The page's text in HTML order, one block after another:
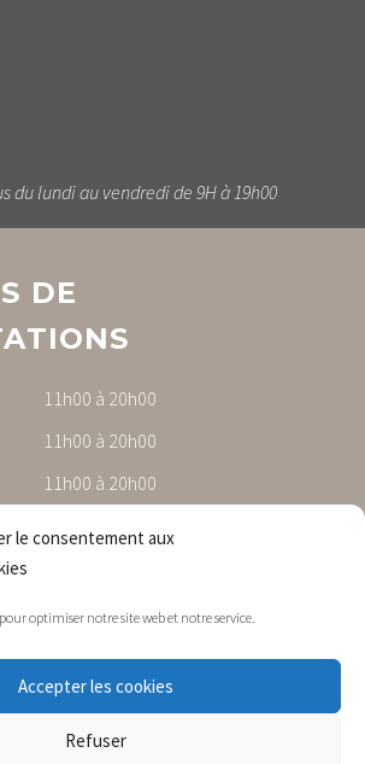
le consentement aux
optimiser notre site web et notre service.
Accepter les cookies
Refuser
du lundi au vendredi de 9H à 19h00
DE
11h00 à 20h00
11h00 à 20h00
11h00 à 20h00
Gestion des données personnnelles
CGVU et Téléconsultation